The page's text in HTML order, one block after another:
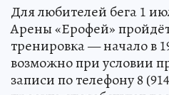
Для любителей бега 1
Арены «Ерофей»
тренировка — начало в
возможно при условии
записи по телефону 8